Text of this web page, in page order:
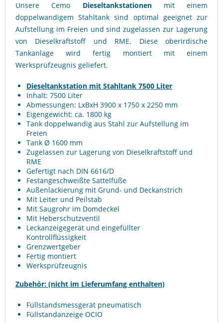
verstanden und stimme zu. *
Mit * gekennzeichnete Felder sind Pflichtfelder.
Senden
Unsere Cemo Dieseltankstationenmit einem
doppelwandigem Stahltank sind optimal geeignet zur
Aufstellung im Freien und sind zugelassen zur Lagerung
von Dieselkraftstoff und RME. Diese oberirdische
Tankanlage wird fertig montiert mit einem
Werksprüfzeugnis geliefert.
Dieseltankstation mit Stahltank 7500 Liter
Inhalt: 7500 Liter
Abmessungen: LxBxH 3900 x 1750 x 2250 mm
Eigengewicht: ca. 1800 kg
Tank doppelwandig aus Stahl zur Aufstellung im
Freien
Tank Ø 1600 mm
Zugelassen zur Lagerung von Dieselkraftstoff und
RME
Gefertigt nach DIN 6616/D
Festangeschweißte Sattelfüße
Außenlackierung mit Grund- und Deckanstrich
Mit Leiter und Peilstab
Mit Saugrohr im Domdeckel
Mit Heberschutzventil
Leckanzeigegerät und eingefüllter
Kontrollflüssigkeit
Grenzwertgeber
Fertig montiert
Werksprüfzeugnis
Zubehör: (nicht im Lieferumfang enthalten)
Füllstandsmessgerät pneumatisch
Füllstandanzeige OCIO